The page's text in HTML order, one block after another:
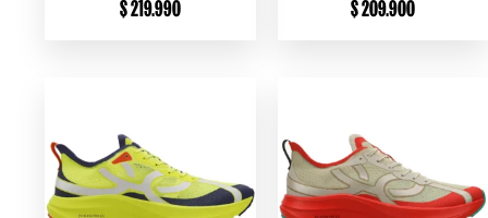
$219.990
$209.900